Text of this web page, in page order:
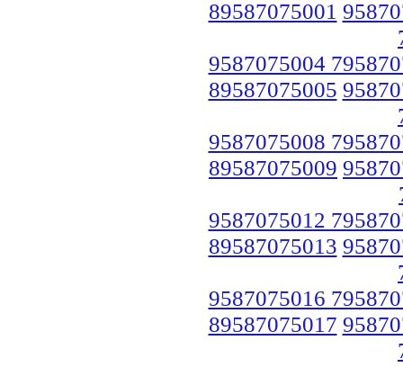
89587075001
9587075004
89587075005
9587075008
89587075009
9587075012
89587075013
9587075016
89587075017